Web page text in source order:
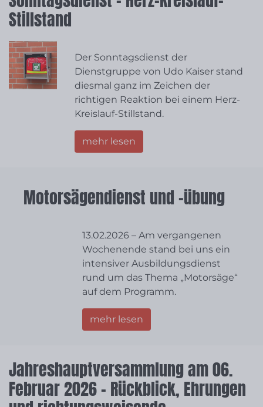
Stillstand
Der Sonntagsdienst der
Dienstgruppe von Udo Kaiser stand
diesmal ganz im Zeichen der
richtigen Reaktion bei einem Herz-
Kreislauf-Stillstand.
mehr lesen
Motorsägendienst und -übung
13.02.2026 – Am vergangenen
Wochenende stand bei uns ein
intensiver Ausbildungsdienst
rund um das Thema „Motorsäge“
auf dem Programm.
mehr lesen
Jahreshauptversammlung am 06.
Februar 2026 – Rückblick, Ehrungen